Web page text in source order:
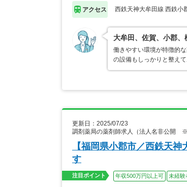
アクセス 西鉄天神大牟田線 西鉄小
大牟田、佐賀、小郡
働きやすい環境が特徴的
の設備もしっかりと整え
更新日：2025/07/23
調剤薬局の薬剤師求人（法人名非公開 ※
【福岡県小郡市／西鉄天
す
注目ポイント 年収500万円以上可 未経験